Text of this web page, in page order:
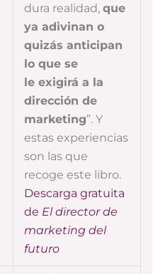
dura realidad,que
ya adivinan o
quizás anticipan
lo que se
le exigirá a la
dirección de
marketing”. Y
estas experiencias
son las que
recoge este libro.
Descarga gratuita
de El director de
marketing del
futuro